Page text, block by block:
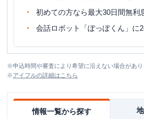
初めての方なら最大30日間無利
会話ロボット「ぽっぽくん」に
※申込時間や審査により希望に沿えない場合があり
※アイフルの詳細はこちら
情報一覧から探す